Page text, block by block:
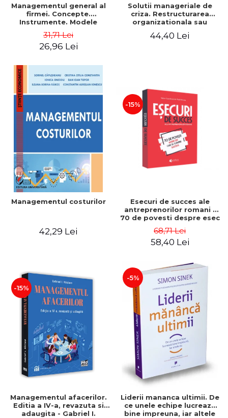
Managementul general al
firmei. Concepte.
Instrumente. Modele
31,71 Lei
26,96 Lei
Solutii manageriale de
criza. Restructurarea
organizationala sau
44,40 Lei
Managementul costurilor
42,29 Lei
-15%
Esecuri de succes ale
antreprenorilor romani -
70 de povesti despre esec
68,71 Lei
58,40 Lei
-15%
Managementul afacerilor.
Editia a IV-a, revazuta si
adaugita - Gabriel I.
-5%
Liderii mananca ultimii. De
ce unele echipe lucreaza
bine impreuna, iar altele